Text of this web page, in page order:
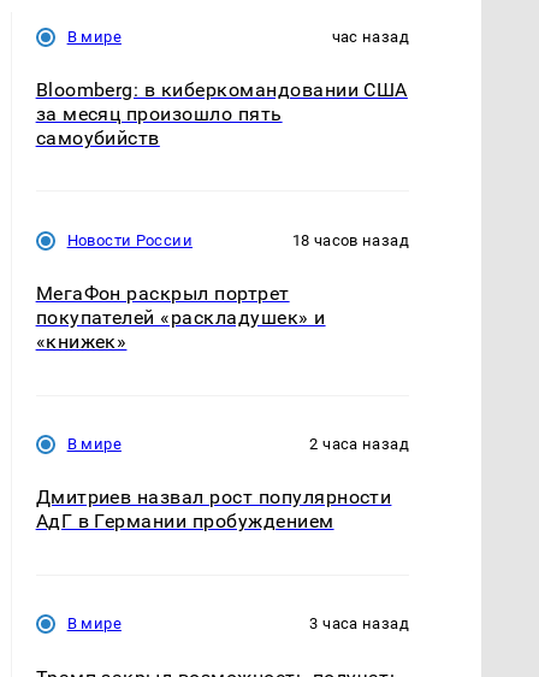
В мире час назад
Bloomberg: в киберкомандовании США
за месяц произошло пять
самоубийств
Новости России 18 часов назад
МегаФон раскрыл портрет
покупателей «раскладушек» и
«книжек»
В мире 2 часа назад
Дмитриев назвал рост популярности
АдГ в Германии пробуждением
В мире 3 часа назад